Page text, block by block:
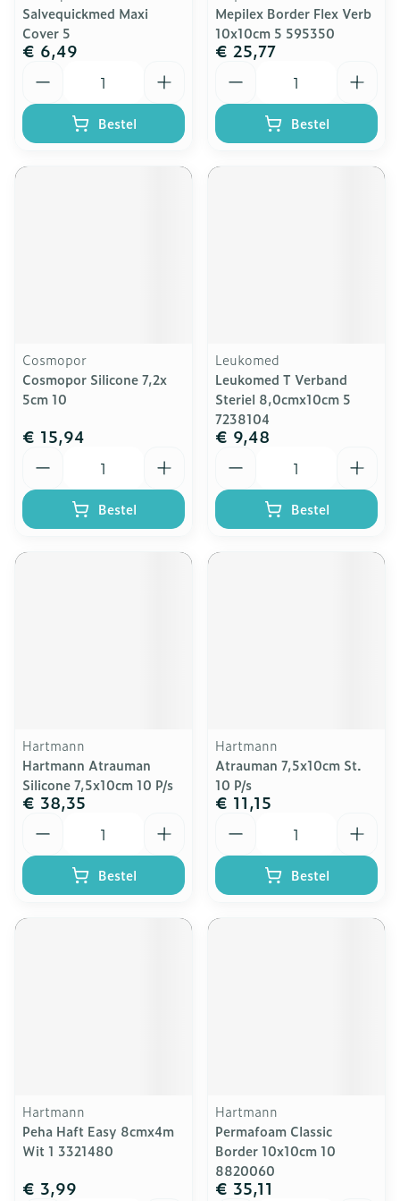
Salvequickmed Maxi
Cover 5
€ 6,49
Bestel
Mepilex Border Flex Verb
10x10cm 5 595350
€ 25,77
Bestel
Cosmopor
Cosmopor Silicone 7,2x
5cm 10
€ 15,94
Bestel
Leukomed
Leukomed T Verband
Steriel 8,0cmx10cm 5
7238104
€ 9,48
Bestel
Hartmann
Hartmann Atrauman
Silicone 7,5x10cm 10 P/s
€ 38,35
Bestel
Hartmann
Atrauman 7,5x10cm St.
10 P/s
€ 11,15
Bestel
Hartmann
Peha Haft Easy 8cmx4m
Wit 1 3321480
€ 3,99
Hartmann
Permafoam Classic
Border 10x10cm 10
8820060
€ 35,11